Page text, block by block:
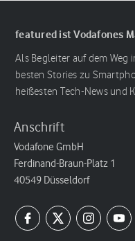
featured ist Vodafones
Als Begleiter auf dem Weg
besten Stories zu
heißesten Tech-News und
Anschrift
Vodafone GmbH
Ferdinand-Braun-Platz 1
40549 Düsseldorf